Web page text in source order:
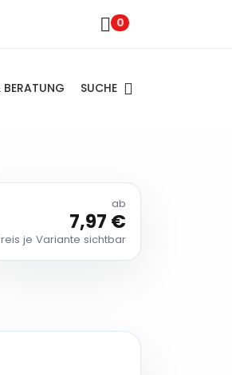
0
SUCHE
ab
7,97 €
je Variante sichtbar